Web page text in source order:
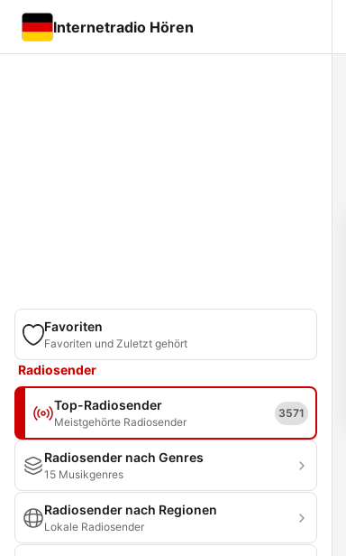
Internetradio Hören
Favoriten
Favoriten und Zuletzt gehört
Radiosender
Top-Radiosender
Meistgehörte Radiosender
3571
Radiosender nach Genres
15 Musikgenres
Radiosender nach Regionen
Lokale Radiosender